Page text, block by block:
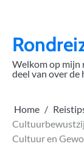
content
Welkom op mijn
deel van over de
Home
Cultuur en